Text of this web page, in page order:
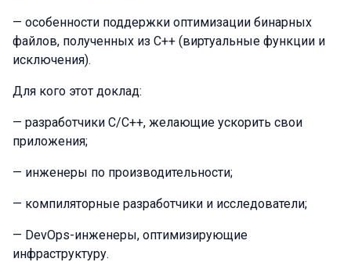
— особенности поддержки оптимизации бинарных
файлов, полученных из С++ (виртуальные функции и
исключения).
Для кого этот доклад:
— разработчики C/C++, желающие ускорить свои
приложения;
— инженеры по производительности;
— компиляторные разработчики и исследователи;
— DevOps-инженеры, оптимизирующие
инфраструктуру.